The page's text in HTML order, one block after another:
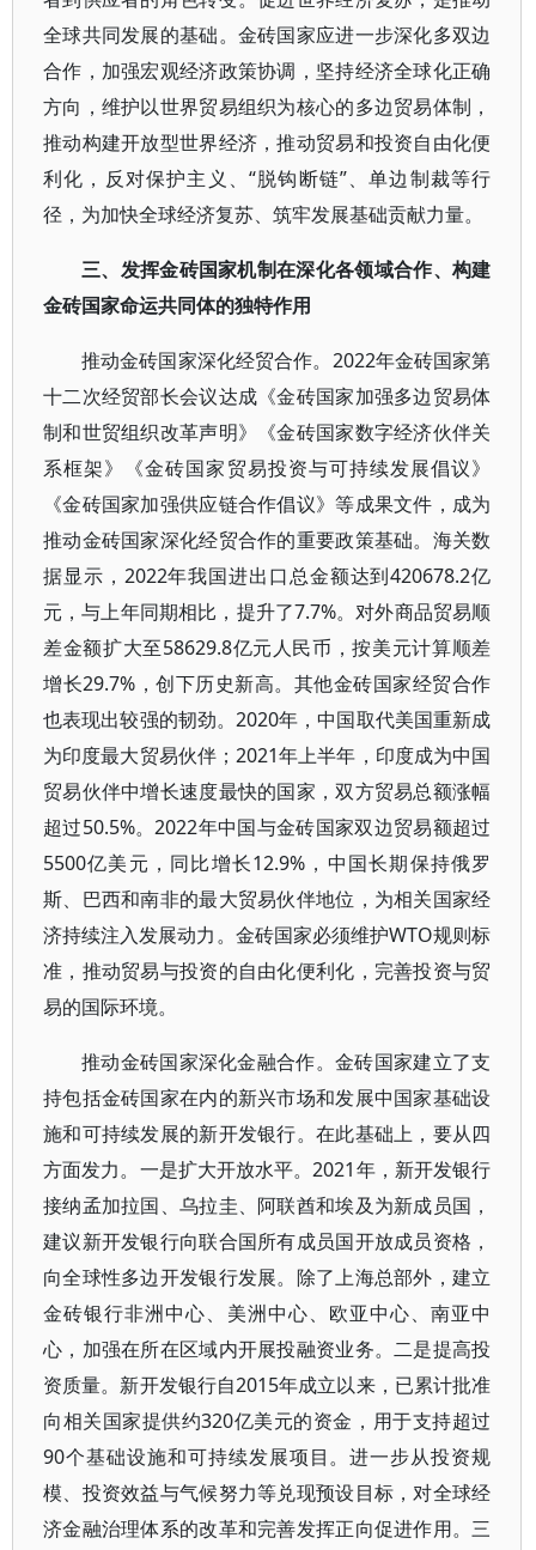
全球共同发展的基础。金砖国家应进一步深化多双边
合作，加强宏观经济政策协调，坚持经济全球化正确
方向，维护以世界贸易组织为核心的多边贸易体制，
推动构建开放型世界经济，推动贸易和投资自由化便
利化，反对保护主义、“脱钩断链”、单边制裁等行
径，为加快全球经济复苏、筑牢发展基础贡献力量。
三、发挥金砖国家机制在深化各领域合作、构建
金砖国家命运共同体的独特作用
推动金砖国家深化经贸合作。2022年金砖国家第
十二次经贸部长会议达成《金砖国家加强多边贸易体
制和世贸组织改革声明》《金砖国家数字经济伙伴关
系框架》《金砖国家贸易投资与可持续发展倡议》
《金砖国家加强供应链合作倡议》等成果文件，成为
推动金砖国家深化经贸合作的重要政策基础。海关数
据显示，2022年我国进出口总金额达到420678.2亿
元，与上年同期相比，提升了7.7%。对外商品贸易顺
差金额扩大至58629.8亿元人民币，按美元计算顺差
增长29.7%，创下历史新高。其他金砖国家经贸合作
也表现出较强的韧劲。2020年，中国取代美国重新成
为印度最大贸易伙伴；2021年上半年，印度成为中国
贸易伙伴中增长速度最快的国家，双方贸易总额涨幅
超过50.5%。2022年中国与金砖国家双边贸易额超过
5500亿美元，同比增长12.9%，中国长期保持俄罗
斯、巴西和南非的最大贸易伙伴地位，为相关国家经
济持续注入发展动力。金砖国家必须维护WTO规则标
准，推动贸易与投资的自由化便利化，完善投资与贸
易的国际环境。
推动金砖国家深化金融合作。金砖国家建立了支
持包括金砖国家在内的新兴市场和发展中国家基础设
施和可持续发展的新开发银行。在此基础上，要从四
方面发力。一是扩大开放水平。2021年，新开发银行
接纳孟加拉国、乌拉圭、阿联酋和埃及为新成员国，
建议新开发银行向联合国所有成员国开放成员资格，
向全球性多边开发银行发展。除了上海总部外，建立
金砖银行非洲中心、美洲中心、欧亚中心、南亚中
心，加强在所在区域内开展投融资业务。二是提高投
资质量。新开发银行自2015年成立以来，已累计批准
向相关国家提供约320亿美元的资金，用于支持超过
90个基础设施和可持续发展项目。进一步从投资规
模、投资效益与气候努力等兑现预设目标，对全球经
济金融治理体系的改革和完善发挥正向促进作用。三